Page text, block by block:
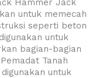
Hammer Jack
untuk memecah
seperti beton
untuk
bagian-bagian
Tanah
untuk